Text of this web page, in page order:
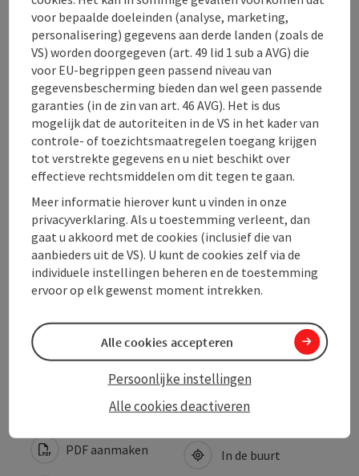
Contact
Openingstijden
Ligging
Inrichting
Prijs
Toegankelijkheid
PDF aanmaken In de buurt
voor bepaalde doeleinden (analyse, marketing,
personalisering) gegevens aan derde landen (zoals de
VS) worden doorgegeven (art. 49 lid 1 sub a AVG) die
voor EU-begrippen geen passend niveau van
gegevensbescherming bieden dan wel geen passende
garanties (in de zin van art. 46 AVG). Het is dus
mogelijk dat de autoriteiten in de VS in het kader van
controle- of toezichtsmaatregelen toegang krijgen
tot verstrekte gegevens en u niet beschikt over
effectieve rechtsmiddelen om dit tegen te gaan.
Meer informatie hierover kunt u vinden in onze
privacyverklaring. Als u toestemming verleent, dan
gaat u akkoord met de cookies (inclusief die van
aanbieders uit de VS). U kunt de cookies zelf via de
individuele instellingen beheren en de toestemming
ervoor op elk gewenst moment intrekken.
Alle cookies deactiveren
Persoonlijke instellingen
Alle cookies accepteren